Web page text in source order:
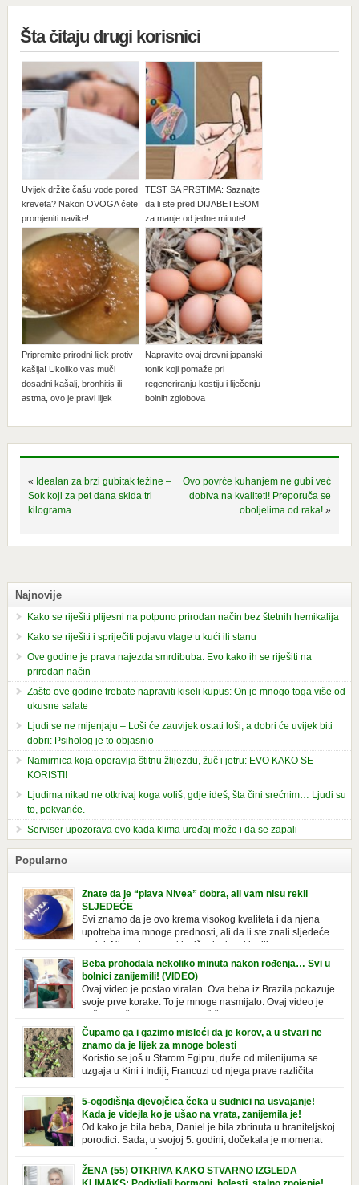
Šta čitaju drugi korisnici
Uvijek držite čašu vode pored
kreveta? Nakon OVOGA ćete
promjeniti navike!
TEST SA PRSTIMA: Saznajte
da li ste pred DIJABETESOM
za manje od jedne minute!
Pripremite prirodni lijek protiv
kašlja! Ukoliko vas muči
dosadni kašalj, bronhitis ili
astma, ovo je pravi lijek
Napravite ovaj drevni japanski
tonik koji pomaže pri
regeneriranju kostiju i liječenju
bolnih zglobova
« Idealan za brzi gubitak težine –
Sok koji za pet dana skida tri
kilograma
Ovo povrće kuhanjem ne gubi već
dobiva na kvaliteti! Preporuča se
oboljelima od raka! »
Najnovije
Kako se riješiti plijesni na potpuno prirodan način bez štetnih hemikalija
Kako se riješiti i spriječiti pojavu vlage u kući ili stanu
Ove godine je prava najezda smrdibuba: Evo kako ih se riješiti na
prirodan način
Zašto ove godine trebate napraviti kiseli kupus: On je mnogo toga više od
ukusne salate
Ljudi se ne mijenjaju – Loši će zauvijek ostati loši, a dobri će uvijek biti
dobri: Psiholog je to objasnio
Namirnica koja oporavlja štitnu žlijezdu, žuč i jetru: EVO KAKO SE
KORISTI!
Ljudima nikad ne otkrivaj koga voliš, gdje ideš, šta čini srećnim… Ljudi su
to, pokvariće.
Serviser upozorava evo kada klima uređaj može i da se zapali
Popularno
Znate da je “plava Nivea” dobra, ali vam nisu rekli
SLJEDEĆE
Svi znamo da je ovo krema visokog kvaliteta i da njena
upotreba ima mnoge prednosti, ali da li ste znali sljedeće
o njoj. Nivea krema u klasičnoj, plavoj kutiji,
prepoznatljivog mirisa i jednostavne formule, jeste nezamenljiv inventar
u kupatilima i muškaraca i žena. Mnogi ljudi se ne odvajaju od nje, pa je
čak nose sa […]
Beba prohodala nekoliko minuta nakon rođenja… Svi u
bolnici zanijemili! (VIDEO)
Ovaj video je postao viralan. Ova beba iz Brazila pokazuje
svoje prve korake. To je mnoge nasmijalo. Ovaj video je
baš neobičan. Ne viđamo baš često ovakve korake kod
novorođenih beba. Video je snimila babica, pregledalo ga je preko 80
miliona ljudi. Ove babice su ostale u čudu nakon što su vidjeli kako
beba želi […]
Čupamo ga i gazimo misleći da je korov, a u stvari ne
znamo da je lijek za mnoge bolesti
Koristio se još u Starom Egiptu, duže od milenijuma se
uzgaja u Kini i Indiji, Francuzi od njega prave različita
tradicionalna jela i čorbe… Jedino mi gazimo po njemu,
čupamo ga i bacamo kao korov! Tušt je jednogodišnji, ali vrlo uporan
“korov” koji, ka­da nam se jednom nastani u bašti ili dvorištu, teško ga se
5-ogodišnja djevojčica čeka u sudnici na usvajanje!
Kada je videjla ko je ušao na vrata, zanijemila je!
Od kako je bila beba, Daniel je bila zbrinuta u hraniteljskoj
porodici. Sada, u svojoj 5. godini, dočekala je momenat
je bio veoma poseban za djevojčicu i njenu novu porodicu, ali je uskoro
postao još čarobniji, zahvaljujući socijalnom radniku koji poznaje
ŽENA (55) OTKRIVA KAKO STVARNO IZGLEDA